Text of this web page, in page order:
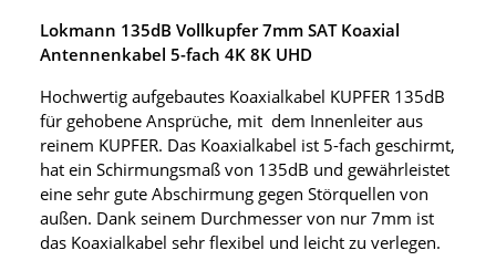
Lokmann 135dB Vollkupfer 7mm SAT Koaxial
Antennenkabel 5-fach 4K 8K UHD
Hochwertig aufgebautes Koaxialkabel KUPFER 135dB
für gehobene Ansprüche, mit dem Innenleiter aus
reinem KUPFER. Das Koaxialkabel ist 5-fach geschirmt,
hat ein Schirmungsmaß von 135dB und gewährleistet
eine sehr gute Abschirmung gegen Störquellen von
außen. Dank seinem Durchmesser von nur 7mm ist
das Koaxialkabel sehr flexibel und leicht zu verlegen.